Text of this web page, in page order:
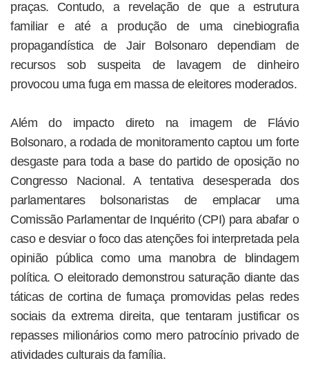
praças. Contudo, a revelação de que a estrutura
familiar e até a produção de uma cinebiografia
propagandística de Jair Bolsonaro dependiam de
recursos sob suspeita de lavagem de dinheiro
provocou uma fuga em massa de eleitores moderados.
Além do impacto direto na imagem de Flávio
Bolsonaro, a rodada de monitoramento captou um forte
desgaste para toda a base do partido de oposição no
Congresso Nacional. A tentativa desesperada dos
parlamentares bolsonaristas de emplacar uma
Comissão Parlamentar de Inquérito (CPI) para abafar o
caso e desviar o foco das atenções foi interpretada pela
opinião pública como uma manobra de blindagem
política. O eleitorado demonstrou saturação diante das
táticas de cortina de fumaça promovidas pelas redes
sociais da extrema direita, que tentaram justificar os
repasses milionários como mero patrocínio privado de
atividades culturais da família.